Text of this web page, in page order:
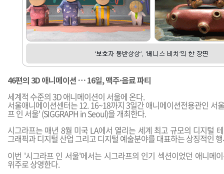
46편의 3D 애니메이션 … 16일, 맥주·음료 파티
세계적 수준의 3D 애니메이션이 서울에 온다.
서울애니메이션센터는 12. 16~18까지 3일간 애니메이션전용관인 서
프 인 서울' (SIGGRAPH in Seoul)을 개최한다.
시그라프는 매년 8월 미국 LA에서 열리는 세계 최고 규모의 디지털
그래픽과 디지털 산업 그리고 디지털 예술분야를 대표하는 상징적인
이번 '시그라프 인 서울'에서는 시그라프의 인기 섹션이었던 애니메
위주로 상영한다.